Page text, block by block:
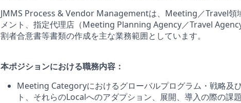
JMMS Process & Vendor Managementは、Meeting／Travel領
メント、指定代理店（Meeting Planning Agency／Travel
割者合意書等書類の作成を主な業務範囲としています。
本ポジションにおける職務内容：
Meeting Categoryにおけるグローバルプログラム・戦略及
ト、それらのLocalへのアダプション、展開、導入の際の課